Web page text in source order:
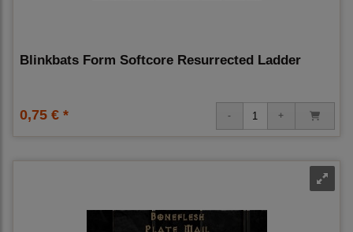
Blinkbats Form Softcore Resurrected Ladder
0,75 € *